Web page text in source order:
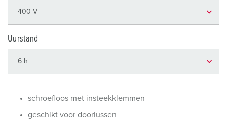
Uurstand
schroefloos met insteekklemmen
geschikt voor doorlussen